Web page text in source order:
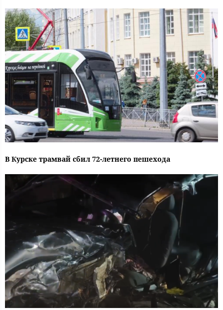
В Курске трамвай сбил 72-летнего пешехода